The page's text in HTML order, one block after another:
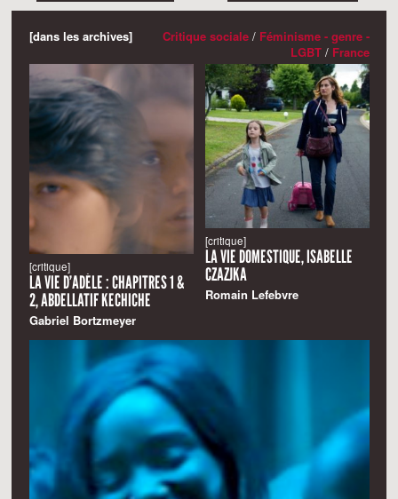
[dans les archives] Critique sociale/ Féminisme - genre -
LGBT/ France
[critique]
LA VIE D’ADÈLE : CHAPITRES 1 &
2, ABDELLATIF KECHICHE
Gabriel Bortzmeyer
[critique]
LA VIE DOMESTIQUE, ISABELLE
CZAZJKA
Romain Lefebvre